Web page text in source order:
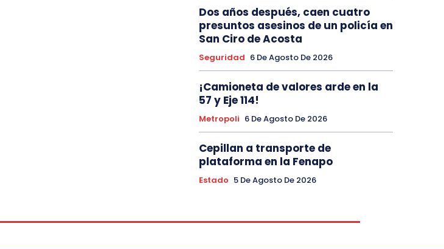
Dos años después, caen cuatro
presuntos asesinos de un policía en
San Ciro de Acosta
Seguridad 6 De Agosto De 2026
¡Camioneta de valores arde en la
57 y Eje 114!
Metropoli 6 De Agosto De 2026
Cepillan a transporte de
plataforma en la Fenapo
Estado 5 De Agosto De 2026